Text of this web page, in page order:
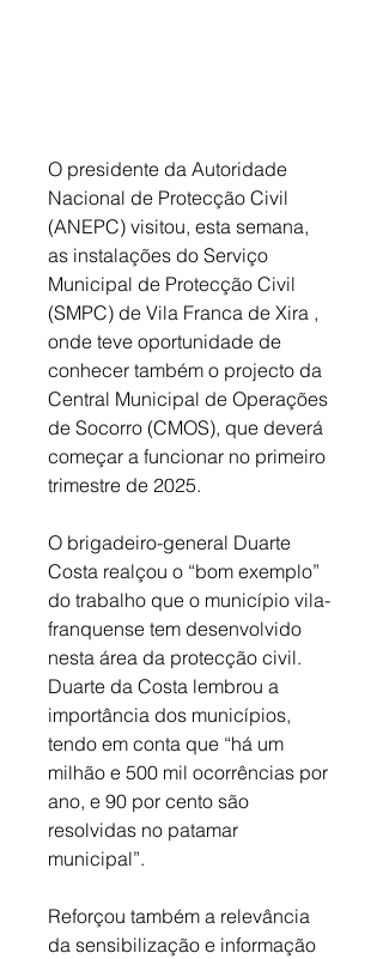
O presidente da Autoridade
Nacional de Protecção Civil
(ANEPC) visitou, esta semana,
as instalações do Serviço
Municipal de Protecção Civil
(SMPC) de Vila Franca de Xira ,
onde teve oportunidade de
conhecer também o projecto da
Central Municipal de Operações
de Socorro (CMOS), que deverá
começar a funcionar no primeiro
trimestre de 2025.
O brigadeiro-general Duarte
Costa realçou o “bom exemplo”
do trabalho que o município vila-
franquense tem desenvolvido
nesta área da protecção civil.
Duarte da Costa lembrou a
importância dos municípios,
tendo em conta que “há um
milhão e 500 mil ocorrências por
ano, e 90 por cento são
resolvidas no patamar
municipal”.
Reforçou também a relevância
da sensibilização e informação